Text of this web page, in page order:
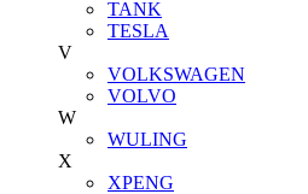
TANK
TESLA
V
VOLKSWAGEN
VOLVO
W
WULING
X
XPENG